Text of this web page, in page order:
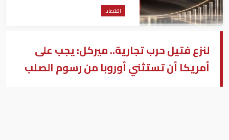
اقتصاد
لنزع فتيل حرب تجارية.. ميركل: يجب على
أمريكا أن تستثني أوروبا من رسوم الصلب